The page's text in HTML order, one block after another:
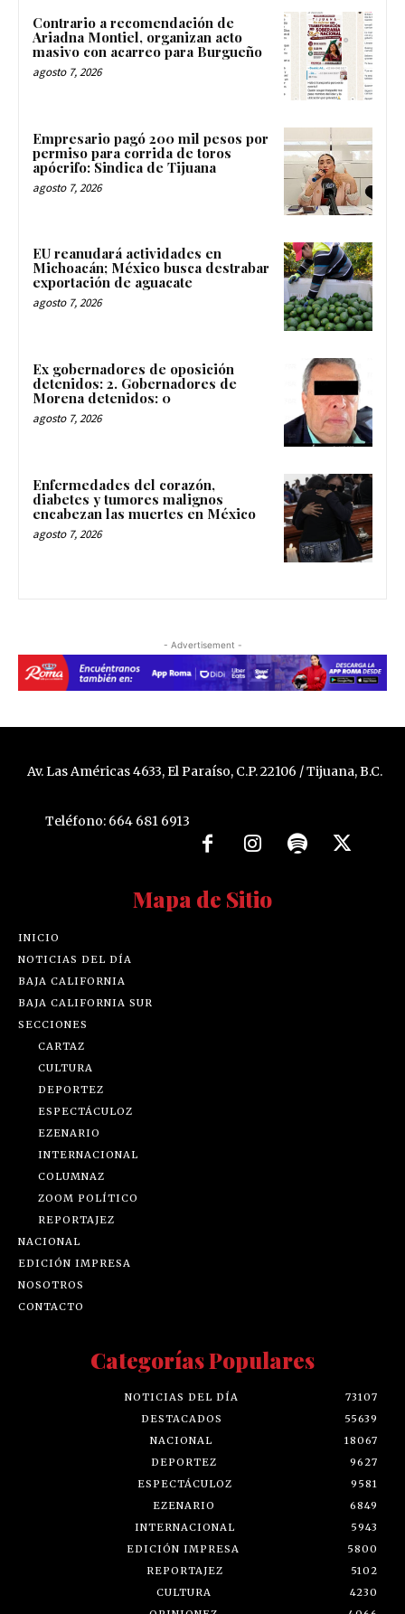
Contrario a recomendación de
Ariadna Montiel, organizan acto
masivo con acarreo para Burgueño
agosto 7, 2026
Empresario pagó 200 mil pesos por
permiso para corrida de toros
apócrifo: Sindica de Tijuana
agosto 7, 2026
EU reanudará actividades en
Michoacán; México busca destrabar
exportación de aguacate
agosto 7, 2026
Ex gobernadores de oposición
detenidos: 2. Gobernadores de
Morena detenidos: 0
agosto 7, 2026
Enfermedades del corazón,
diabetes y tumores malignos
encabezan las muertes en México
agosto 7, 2026
- Advertisement -
Av. Las Américas 4633, El Paraíso, C.P. 22106 / Tijuana, B.C.
Teléfono: 664 681 6913
Mapa de Sitio
INICIO
NOTICIAS DEL DÍA
BAJA CALIFORNIA
BAJA CALIFORNIA SUR
SECCIONES
CARTAZ
CULTURA
DEPORTEZ
ESPECTÁCULOZ
EZENARIO
INTERNACIONAL
COLUMNAZ
ZOOM POLÍTICO
REPORTAJEZ
NACIONAL
EDICIÓN IMPRESA
NOSOTROS
CONTACTO
Categorías Populares
NOTICIAS DEL DÍA
73107
DESTACADOS
55639
NACIONAL
18067
DEPORTEZ
9627
ESPECTÁCULOZ
9581
EZENARIO
6849
INTERNACIONAL
5943
EDICIÓN IMPRESA
5800
REPORTAJEZ
5102
CULTURA
4230